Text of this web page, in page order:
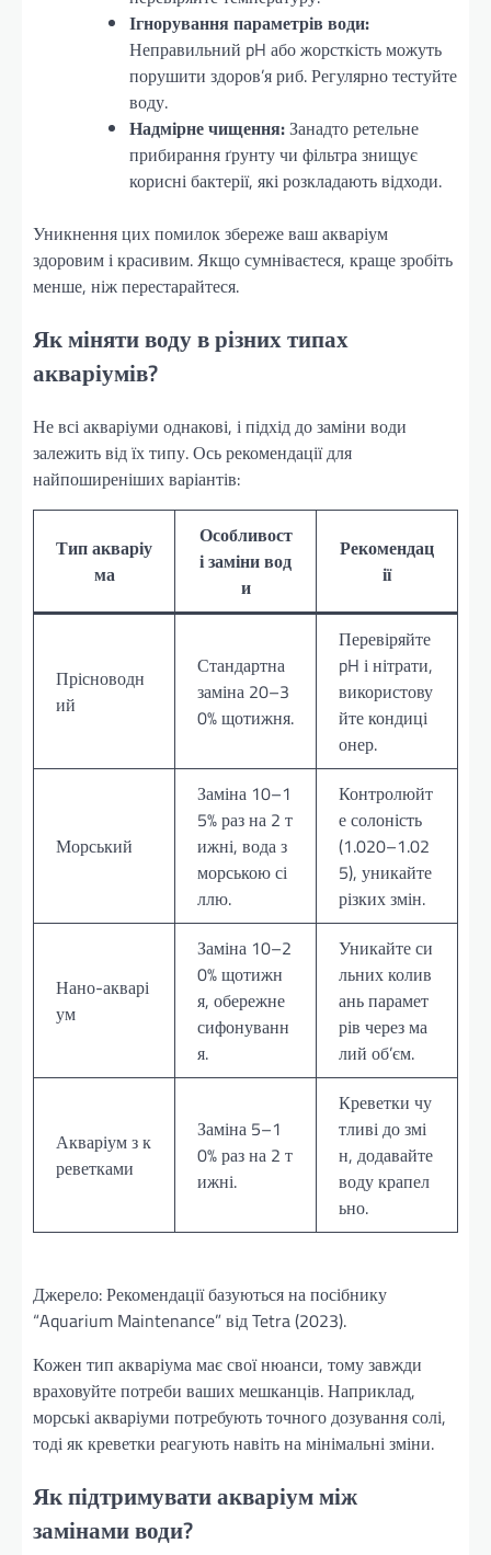
Ігнорування параметрів води:
Неправильний pH або жорсткість можуть
порушити здоров’я риб. Регулярно тестуйте
воду.
Надмірне чищення:Занадто ретельне
прибирання ґрунту чи фільтра знищує
корисні бактерії, які розкладають відходи.
Уникнення цих помилок збереже ваш акваріум
здоровим і красивим. Якщо сумніваєтеся, краще зробіть
менше, ніж перестарайтеся.
Як міняти воду в різних типах
акваріумів?
Не всі акваріуми однакові, і підхід до заміни води
залежить від їх типу. Ось рекомендації для
найпоширеніших варіантів:
Тип акваріу
ма
Особливост
і заміни вод
и
Рекомендац
ії
Прісноводн
ий
Стандартна
заміна 20–3
0% щотижня.
Перевіряйте
pH і нітрати,
використову
йте кондиці
онер.
Морський
Заміна 10–1
5% раз на 2 т
ижні, вода з
морською сі
ллю.
Контролюйт
е солоність
(1.020–1.02
5), уникайте
різких змін.
Нано-акварі
ум
Заміна 10–2
0% щотижн
я, обережне
сифонуванн
я.
Уникайте си
льних колив
ань парамет
рів через ма
лий об’єм.
Акваріум з к
реветками
Заміна 5–1
0% раз на 2 т
ижні.
Креветки чу
тливі до змі
н, додавайте
воду крапел
ьно.
Джерело: Рекомендації базуються на посібнику
“Aquarium Maintenance” від Tetra (2023).
Кожен тип акваріума має свої нюанси, тому завжди
враховуйте потреби ваших мешканців. Наприклад,
морські акваріуми потребують точного дозування солі,
тоді як креветки реагують навіть на мінімальні зміни.
Як підтримувати акваріум між
замінами води?